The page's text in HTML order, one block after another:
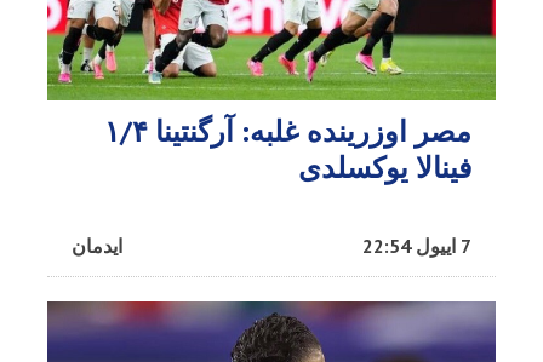
مصر اوزرینده غلبه: آرگنتینا ۱/۴
فینالا یوکسلدی
ایدمان 7 اییول 22:54